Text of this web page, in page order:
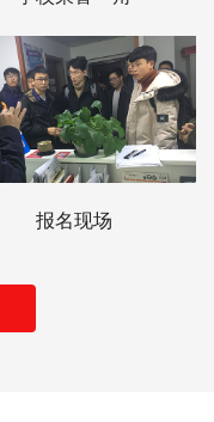
报名现场